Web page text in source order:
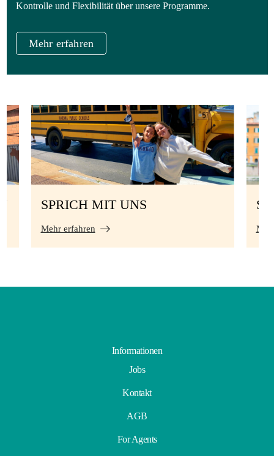
Kontrolle und Flexibilität über unsere Programme.
Mehr erfahren
SPRICH MIT UNS
Mehr erfahren
Informationen
Jobs
Kontakt
AGB
For Agents